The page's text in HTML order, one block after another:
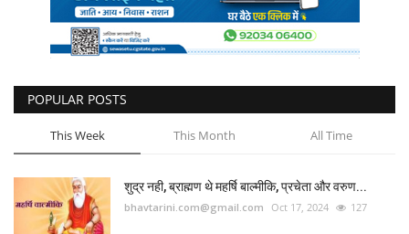
POPULAR POSTS
This Week This Month All Time
शुद्र नही, ब्राह्मण थे महर्षि बाल्मीकि, प्रचेता और वरुण...
bhavtarini.com@gmail.com Oct 17, 2024 127